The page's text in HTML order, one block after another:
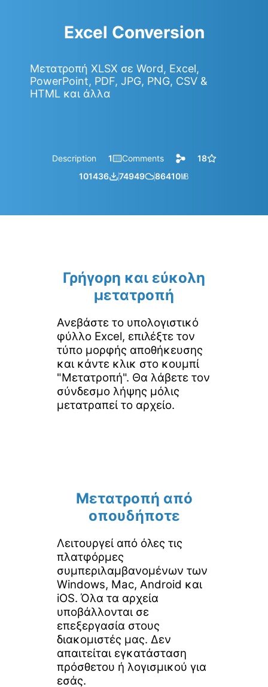
Excel Conversion
Μετατροπή XLSX σε Word, Excel,
PowerPoint, PDF, JPG, PNG, CSV &
HTML και άλλα
Description 1 Comments
18
101436
74949 86410㎆︎
Γρήγορη και εύκολη
μετατροπή
Ανεβάστε το υπολογιστικό
φύλλο Excel, επιλέξτε τον
τύπο μορφής αποθήκευσης
και κάντε κλικ στο κουμπί
"Μετατροπή". Θα λάβετε τον
σύνδεσμο λήψης μόλις
μετατραπεί το αρχείο.
Μετατροπή από
οπουδήποτε
Λειτουργεί από όλες τις
πλατφόρμες
συμπεριλαμβανομένων των
Windows, Mac, Android και
iOS. Όλα τα αρχεία
υποβάλλονται σε
επεξεργασία στους
διακομιστές μας. Δεν
απαιτείται εγκατάσταση
πρόσθετου ή λογισμικού για
εσάς.